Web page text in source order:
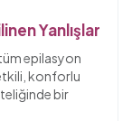
Yanlışlar
epilasyon
konforlu
bir